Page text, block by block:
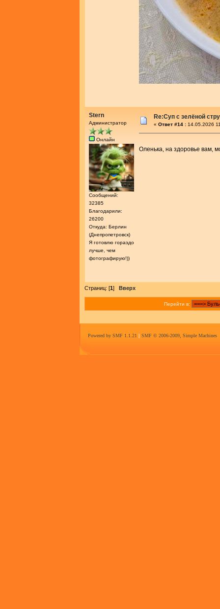
Stern
Администратор
Онлайн
Сообщений:
32385
Благодарили:
26200
Откуда: Берлин
(Днепропетровск)
Я готовлю гораздо
лучше, чем
фотографирую!))
Re:Cуп с зелёной
« Ответ #14 : 14.05.2026
Оленька, на здоровье вам,
Страниц: [1] Вверх
Перейти в:
Powered by SMF 1.1.21 | SMF © 2006-2009, Simple Machines